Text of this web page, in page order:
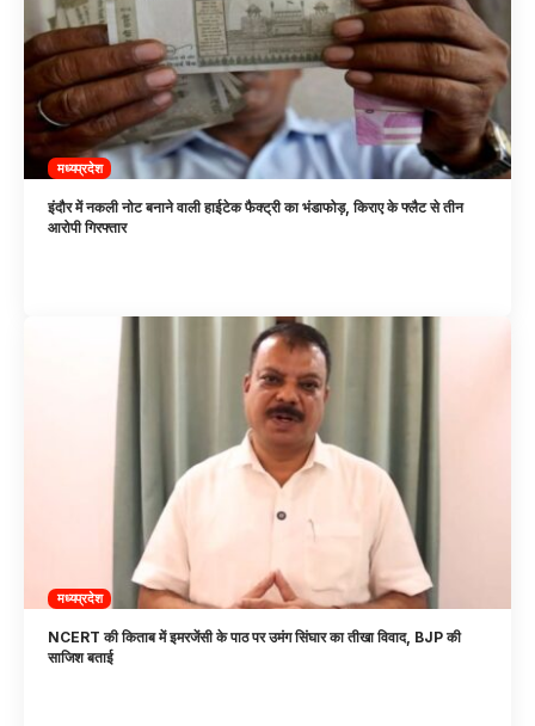
मध्यप्रदेश
इंदौर में नकली नोट बनाने वाली हाईटेक फैक्ट्री का भंडाफोड़, किराए के फ्लैट से तीन
आरोपी गिरफ्तार
मध्यप्रदेश
NCERT की किताब में इमरजेंसी के पाठ पर उमंग सिंघार का तीखा विवाद, BJP की
साजिश बताई